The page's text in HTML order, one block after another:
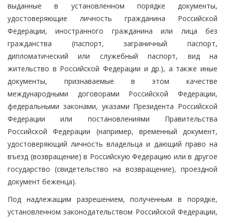
выданные в установленном порядке документы,
удостоверяющие личность гражданина Российской
Федерации, иностранного гражданина или лица без
гражданства (паспорт, заграничный паспорт,
дипломатический или служебный паспорт, вид на
жительство в Российской Федерации и др.), а также иные
документы, признаваемые в этом качестве
международными договорами Российской Федерации,
федеральными законами, указами Президента Российской
Федерации или постановлениями Правительства
Российской Федерации (например, временный документ,
удостоверяющий личность владельца и дающий право на
въезд (возвращение) в Российскую Федерацию или в другое
государство (свидетельство на возвращение), проездной
документ беженца).
Под надлежащим разрешением, полученным в порядке,
установленном законодательством Российской Федерации,